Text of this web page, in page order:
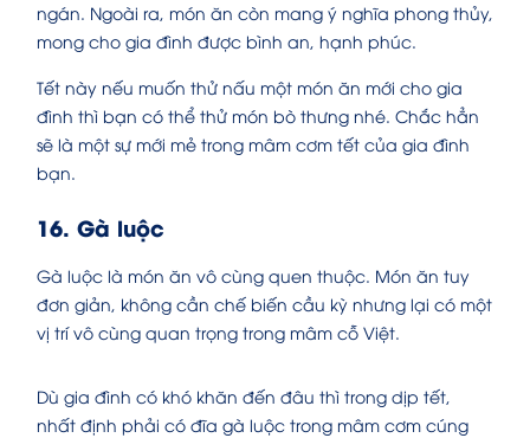
ngán. Ngoài ra, món ăn còn mang ý nghĩa phong thủy,
mong cho gia đình được bình an, hạnh phúc.
Tết này nếu muốn thử nấu một món ăn mới cho gia
đình thì bạn có thể thử món bò thưng nhé. Chắc hẳn
sẽ là một sự mới mẻ trong mâm cơm tết của gia đình
bạn.
16. Gà luộc
Gà luộc là món ăn vô cùng quen thuộc. Món ăn tuy
đơn giản, không cần chế biến cầu kỳ nhưng lại có một
vị trí vô cùng quan trọng trong mâm cỗ Việt.
Dù gia đình có khó khăn đến đâu thì trong dịp tết,
nhất định phải có đĩa gà luộc trong mâm cơm cúng